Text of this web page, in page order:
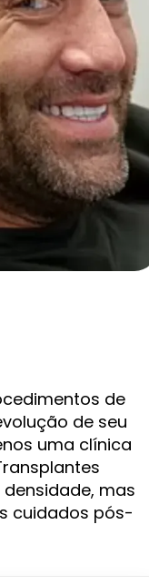
de
de seu
uma clínica
mas
cuidados pós-